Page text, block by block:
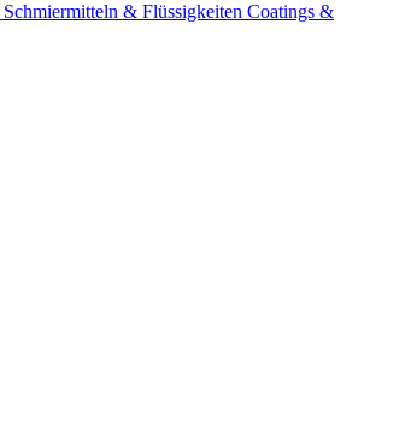
Schmiermitteln & Flüssigkeiten Coatings &